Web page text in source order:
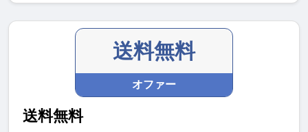
送料無料
オファー
送料無料